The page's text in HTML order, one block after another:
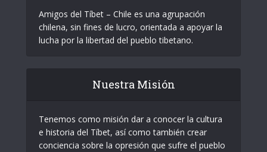
Amigos del Tíbet – Chile es una agrupación
chilena, sin fines de lucro, orientada a apoyar la
lucha por la libertad del pueblo tibetano.
Nuestra Misión
Tenemos como misión dar a conocer la cultura
e historia del Tíbet, así como también crear
conciencia sobre la opresión que sufre el pueblo